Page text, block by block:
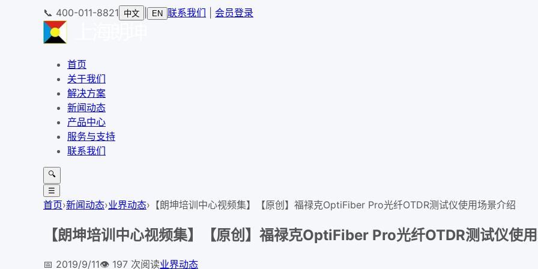
📞 400-011-8821 中文 EN 联系我们 会员登录
首页
关于我们
解决方案
新闻动态
产品中心
服务与支持
联系我们
🔍
☰
首页›新闻动态›业界动态› 【朗坤培训中心视频集】【原创】福禄克OptiFiber Pro光纤OTDR测试仪使用场景介绍
【朗坤培训中心视频集】【原创】福禄克OptiFiber Pro光纤OTDR测试仪使
📅 2019/9/11👁️ 197 次阅读业界动态